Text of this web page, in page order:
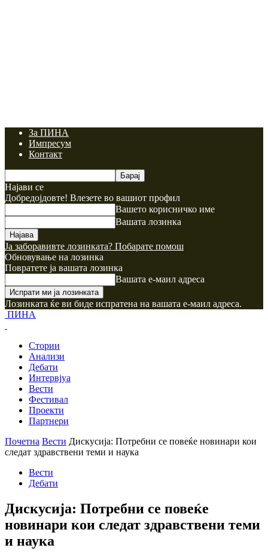
За ПИНА
Импресум
Контакт
Најави се
Добредојдовте! Влезете во вашиот профил
Вашето корисничко име
Вашата лозинка
Ја заборавивте лозинката? Побарате помош
Обновување на лозинка
Повратете ја вашата лозинка
Вашата е-маил адреса
Лозинката ќе ви биде испратена на вашата е-маил адреса.
ПИНА
Стории
Анализи
Дебати
Интервјуа
Вести
Фестивал
Проекти
Партнери
Почетна Вести Дискусија: Потребни се повеќе новинари кои
следат здравствени теми и наука
Вести
Дебати
Дискусија: Потребни се повеќе
новинари кои следат здравствени теми
и наука